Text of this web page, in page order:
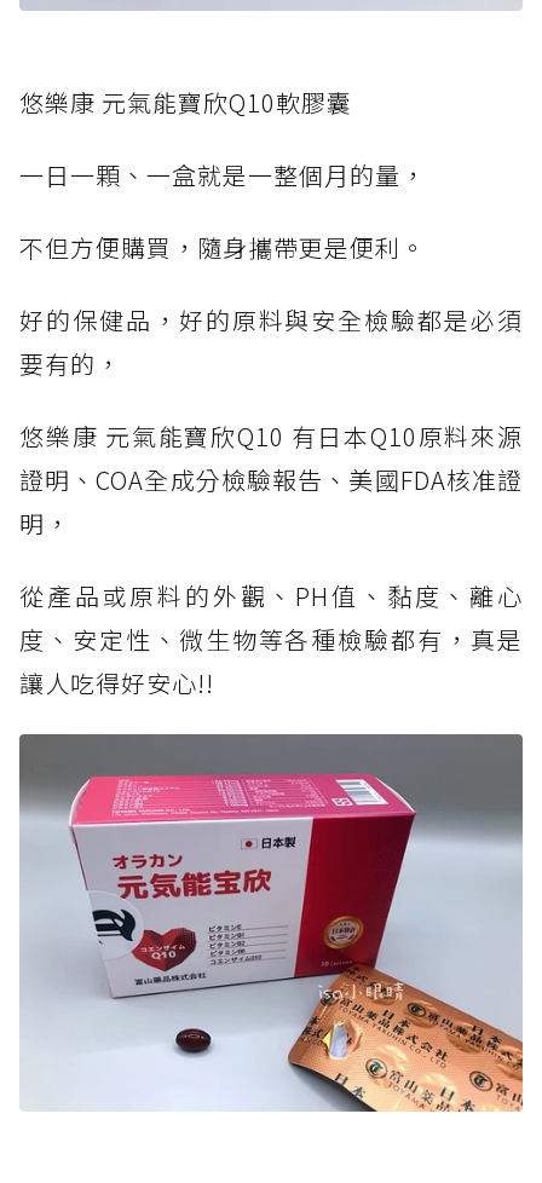
悠樂康 元氣能寶欣Q10軟膠囊
一日一顆、一盒就是一整個月的量，
不但方便購買，隨身攜帶更是便利。
好的保健品，好的原料與安全檢驗都是必須
要有的，
悠樂康 元氣能寶欣Q10 有日本Q10原料來源
證明、COA全成分檢驗報告、美國FDA核准證
明，
從產品或原料的外觀、PH值、黏度、離心
度、安定性、微生物等各種檢驗都有，真是
讓人吃得好安心!!